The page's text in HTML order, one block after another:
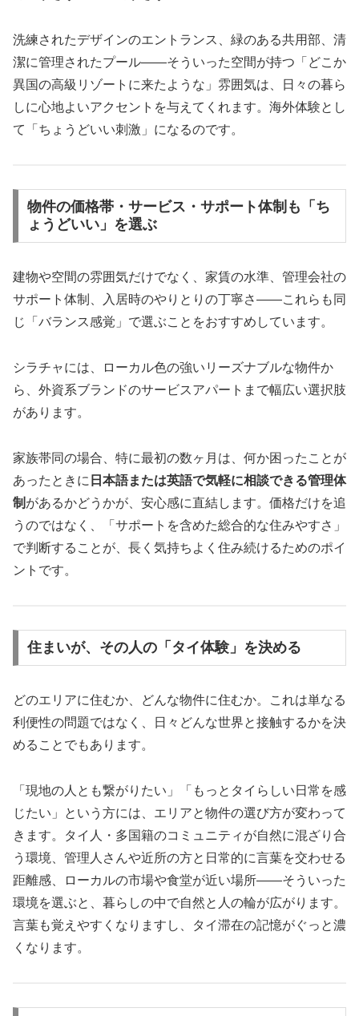
洗練されたデザインのエントランス、緑のある共用部、清
潔に管理されたプール——そういった空間が持つ「どこか
異国の高級リゾートに来たような」雰囲気は、日々の暮ら
しに心地よいアクセントを与えてくれます。海外体験とし
て「ちょうどいい刺激」になるのです。
物件の価格帯・サービス・サポート体制も「ち
ょうどいい」を選ぶ
建物や空間の雰囲気だけでなく、家賃の水準、管理会社の
サポート体制、入居時のやりとりの丁寧さ——これらも同
じ「バランス感覚」で選ぶことをおすすめしています。
シラチャには、ローカル色の強いリーズナブルな物件か
ら、外資系ブランドのサービスアパートまで幅広い選択肢
があります。
家族帯同の場合、特に最初の数ヶ月は、何か困ったことが
あったときに 日本語または英語で気軽に相談できる管理体
制 があるかどうかが、安心感に直結します。価格だけを追
うのではなく、「サポートを含めた総合的な住みやすさ」
で判断することが、長く気持ちよく住み続けるためのポイ
ントです。
住まいが、その人の「タイ体験」を決める
どのエリアに住むか、どんな物件に住むか。これは単なる
利便性の問題ではなく、日々どんな世界と接触するかを決
めることでもあります。
「現地の人とも繋がりたい」「もっとタイらしい日常を感
じたい」という方には、エリアと物件の選び方が変わって
きます。タイ人・多国籍のコミュニティが自然に混ざり合
う環境、管理人さんや近所の方と日常的に言葉を交わせる
距離感、ローカルの市場や食堂が近い場所——そういった
環境を選ぶと、暮らしの中で自然と人の輪が広がります。
言葉も覚えやすくなりますし、タイ滞在の記憶がぐっと濃
くなります。